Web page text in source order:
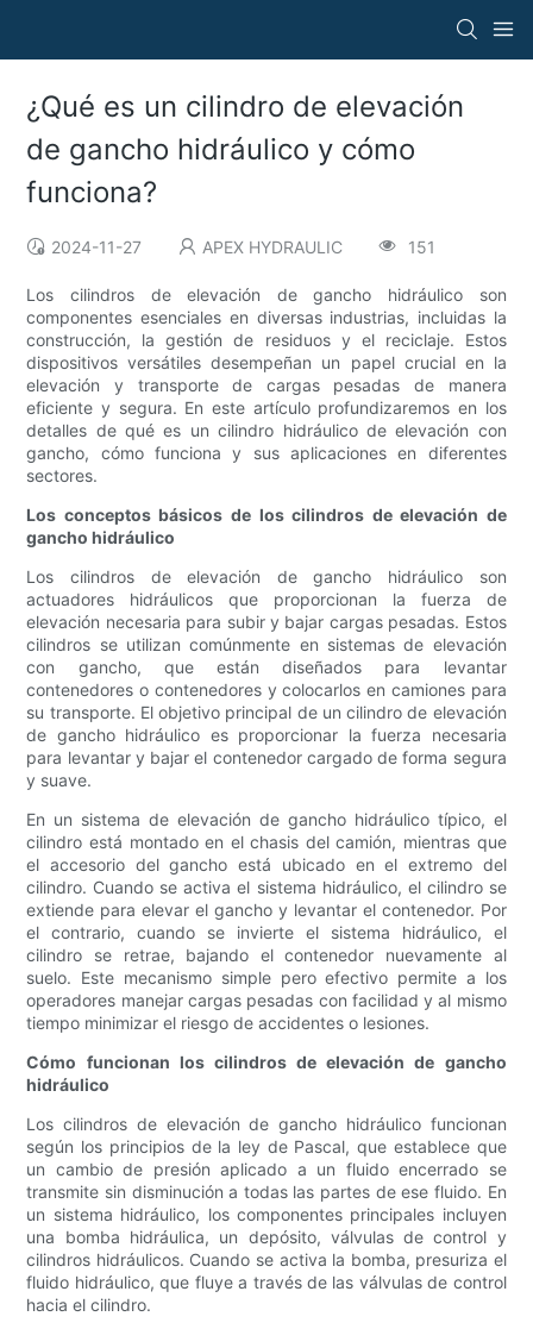
¿Qué es un cilindro de elevación
de gancho hidráulico y cómo
funciona?
2024-11-27 APEX HYDRAULIC 151
Los cilindros de elevación de gancho hidráulico son
componentes esenciales en diversas industrias, incluidas la
construcción, la gestión de residuos y el reciclaje. Estos
dispositivos versátiles desempeñan un papel crucial en la
elevación y transporte de cargas pesadas de manera
eficiente y segura. En este artículo profundizaremos en los
detalles de qué es un cilindro hidráulico de elevación con
gancho, cómo funciona y sus aplicaciones en diferentes
sectores.
Los conceptos básicos de los cilindros de elevación de
gancho hidráulico
Los cilindros de elevación de gancho hidráulico son
actuadores hidráulicos que proporcionan la fuerza de
elevación necesaria para subir y bajar cargas pesadas. Estos
cilindros se utilizan comúnmente en sistemas de elevación
con gancho, que están diseñados para levantar
contenedores o contenedores y colocarlos en camiones para
su transporte. El objetivo principal de un cilindro de elevación
de gancho hidráulico es proporcionar la fuerza necesaria
para levantar y bajar el contenedor cargado de forma segura
y suave.
En un sistema de elevación de gancho hidráulico típico, el
cilindro está montado en el chasis del camión, mientras que
el accesorio del gancho está ubicado en el extremo del
cilindro. Cuando se activa el sistema hidráulico, el cilindro se
extiende para elevar el gancho y levantar el contenedor. Por
el contrario, cuando se invierte el sistema hidráulico, el
cilindro se retrae, bajando el contenedor nuevamente al
suelo. Este mecanismo simple pero efectivo permite a los
operadores manejar cargas pesadas con facilidad y al mismo
tiempo minimizar el riesgo de accidentes o lesiones.
Cómo funcionan los cilindros de elevación de gancho
hidráulico
Los cilindros de elevación de gancho hidráulico funcionan
según los principios de la ley de Pascal, que establece que
un cambio de presión aplicado a un fluido encerrado se
transmite sin disminución a todas las partes de ese fluido. En
un sistema hidráulico, los componentes principales incluyen
una bomba hidráulica, un depósito, válvulas de control y
cilindros hidráulicos. Cuando se activa la bomba, presuriza el
fluido hidráulico, que fluye a través de las válvulas de control
hacia el cilindro.